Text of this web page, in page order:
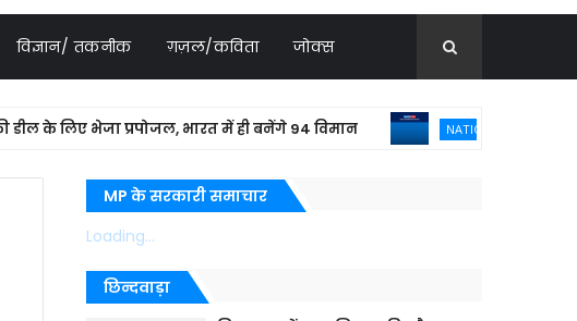
विज्ञान/ तकनीक ग़ज़ल/कविता जोक्स
भेजा प्रपोजल, भारत में ही बनेंगे 94 विमान NATIONAL NEWS
MP के सरकारी समाचार
Loading...
छिन्दवाड़ा